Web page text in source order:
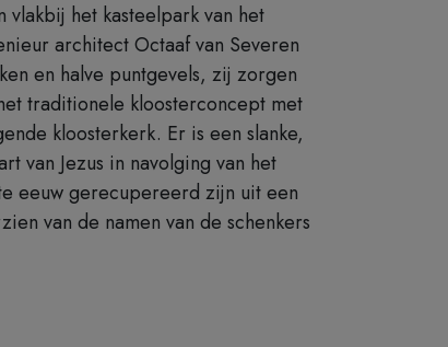
het kasteelpark van het
architect Octaaf van Severen
en halve puntgevels, zij zorgen
traditionele kloosterconcept met
kloosterkerk. Er is een slanke,
van Jezus in navolging van het
eeuw gerecupereerd zijn uit een
van de namen van de schenkers